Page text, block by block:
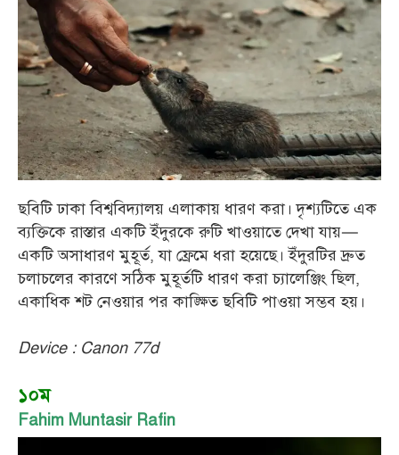
ছবিটি ঢাকা বিশ্ববিদ্যালয় এলাকায় ধারণ করা। দৃশ্যটিতে এক
ব্যক্তিকে রাস্তার একটি ইঁদুরকে রুটি খাওয়াতে দেখা যায়—
একটি অসাধারণ মুহূর্ত, যা ফ্রেমে ধরা হয়েছে। ইঁদুরটির দ্রুত
চলাচলের কারণে সঠিক মুহূর্তটি ধারণ করা চ্যালেঞ্জিং ছিল,
একাধিক শট নেওয়ার পর কাঙ্ক্ষিত ছবিটি পাওয়া সম্ভব হয়।
Device : Canon 77d
১০ম
Fahim Muntasir Rafin